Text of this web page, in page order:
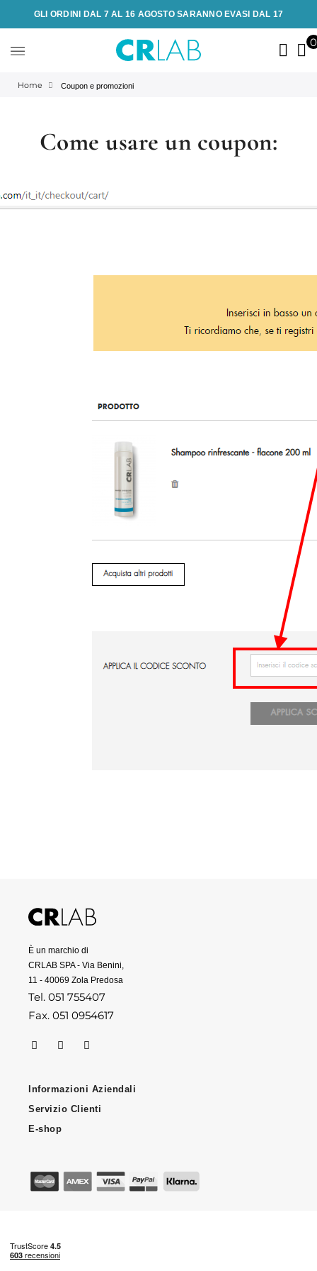
GLI ORDINI DAL 7 AL 16 AGOSTO SARANNO EVASI DAL 17
Home Coupon e promozioni
Come usare un coupon:
È un marchio di
CRLAB SPA - Via Benini,
11 - 40069 Zola Predosa
Tel. 051 755407
Fax. 051 0954617
Informazioni Aziendali
Servizio Clienti
E-shop